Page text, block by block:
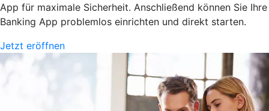
App für maximale Sicherheit. Anschließend können Sie Ihre
Banking App problemlos einrichten und direkt starten.
Jetzt eröffnen